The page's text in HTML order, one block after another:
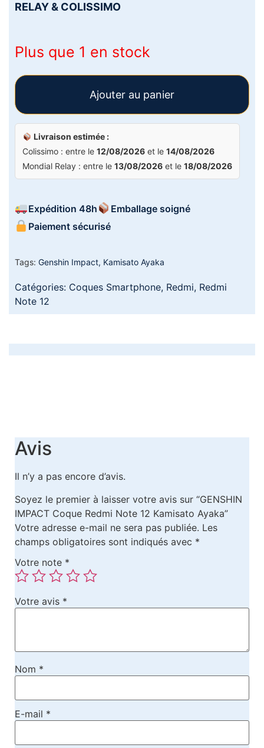
RELAY & COLISSIMO
Plus que 1 en stock
Ajouter au panier
Livraison estimée :
Colissimo : entre le 12/08/2026 et le 14/08/2026
Mondial Relay : entre le 13/08/2026 et le 18/08/2026
Expédition 48h
Emballage soigné
Paiement sécurisé
Tags: Genshin Impact, Kamisato Ayaka
Catégories: Coques Smartphone, Redmi, Redmi
Note 12
Avis
Il n’y a pas encore d’avis.
Soyez le premier à laisser votre avis sur “GENSHIN
IMPACT Coque Redmi Note 12 Kamisato Ayaka”
Votre adresse e-mail ne sera pas publiée. Les
champs obligatoires sont indiqués avec *
Votre note *
Votre avis *
Nom *
E-mail *